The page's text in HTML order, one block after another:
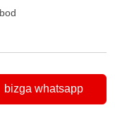
bizga whatsapp